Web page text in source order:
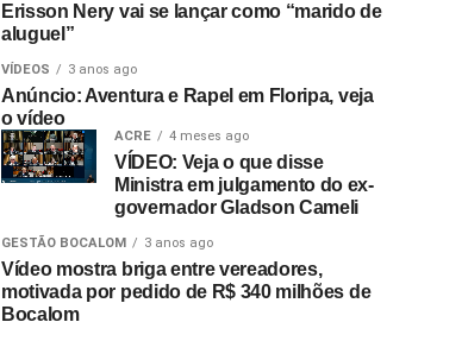
Erisson Nery vai se lançar como “marido de
aluguel”
VÍDEOS 3 anos ago
Anúncio: Aventura e Rapel em Floripa, veja
o vídeo
ACRE 4 meses ago
VÍDEO: Veja o que disse
Ministra em julgamento do ex-
governador Gladson Cameli
GESTÃO BOCALOM 3 anos ago
Vídeo mostra briga entre vereadores,
motivada por pedido de R$ 340 milhões de
Bocalom